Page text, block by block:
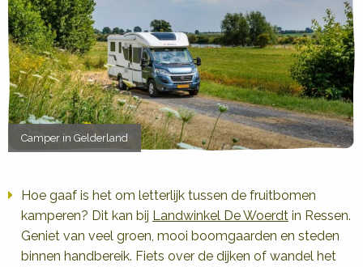
Camper in Gelderland
Hoe gaaf is het om letterlijk tussen de fruitbomen
kamperen? Dit kan bij Landwinkel De Woerdt in Ressen.
Geniet van veel groen, mooi boomgaarden en steden
binnen handbereik. Fiets over de dijken of wandel het